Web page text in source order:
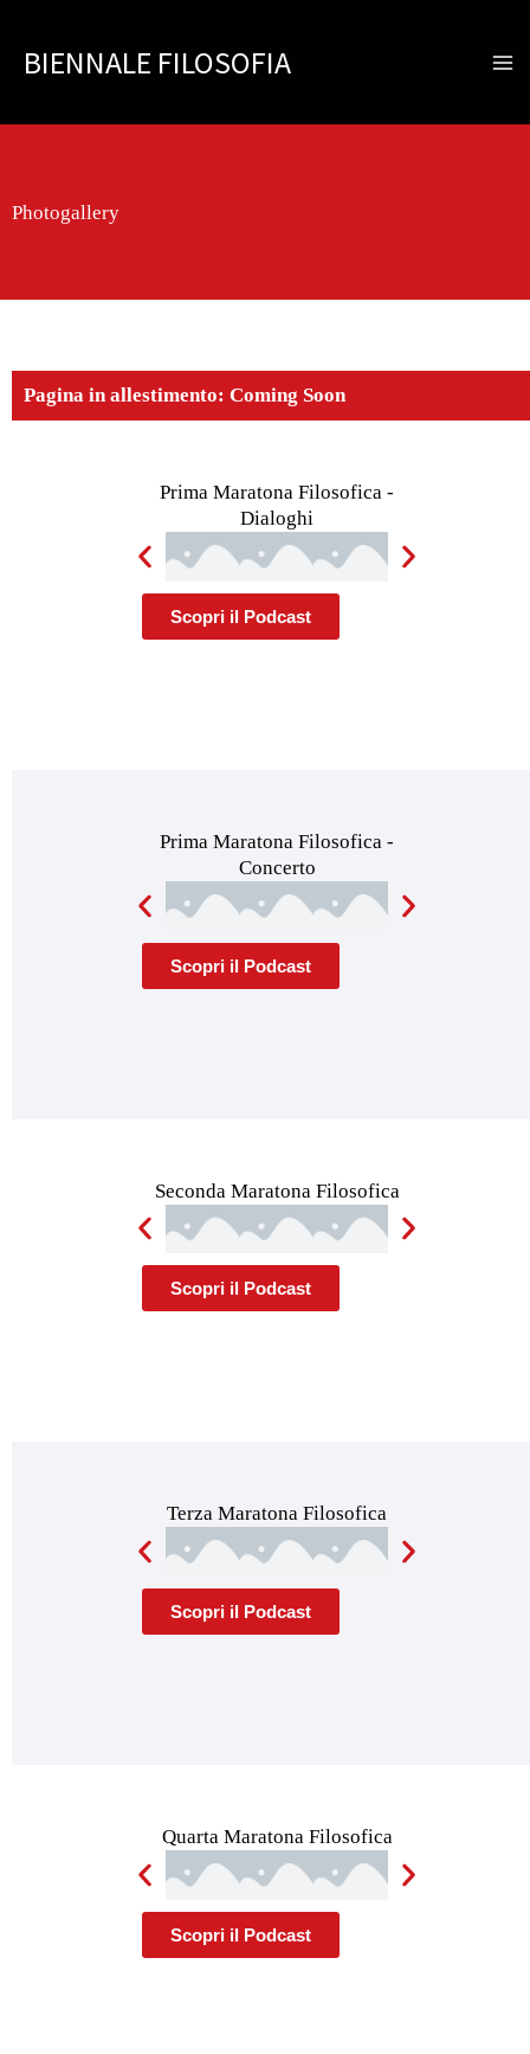
contenuto
BIENNALE FILOSOFIA
Photogallery
Pagina in allestimento: Coming Soon
Prima Maratona Filosofica -
Dialoghi
Scopri il Podcast
Prima Maratona Filosofica -
Concerto
Scopri il Podcast
Seconda Maratona Filosofica
Scopri il Podcast
Terza Maratona Filosofica
Scopri il Podcast
Quarta Maratona Filosofica
Scopri il Podcast